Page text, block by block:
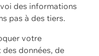
des informations
pas à des tiers.
votre
données, de